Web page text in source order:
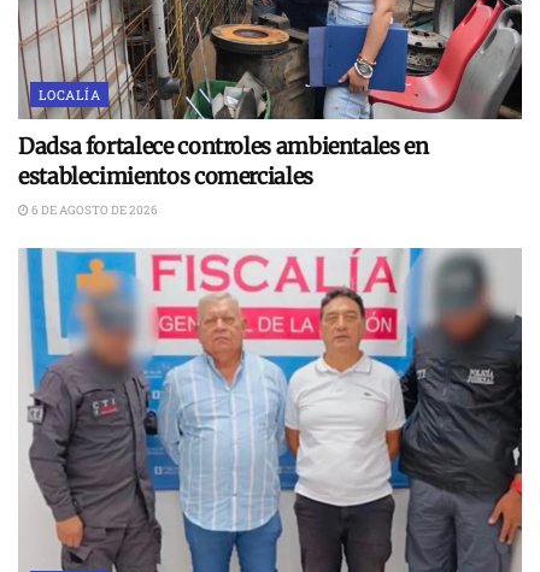
LOCALÍA
Dadsa fortalece controles ambientales en
establecimientos comerciales
6 DE AGOSTO DE 2026